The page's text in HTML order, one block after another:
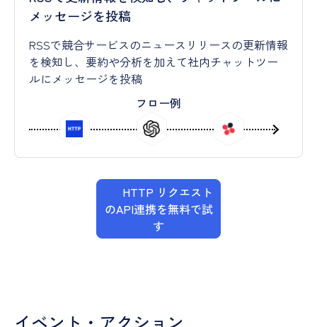
メッセージを投稿
RSSで競合サービスのニュースリリースの更新情報
を検知し、要約や分析を加えて社内チャットツー
ルにメッセージを投稿
フロー例
HTTP リクエスト
のAPI連携を無料で試
す
イベント・アクション